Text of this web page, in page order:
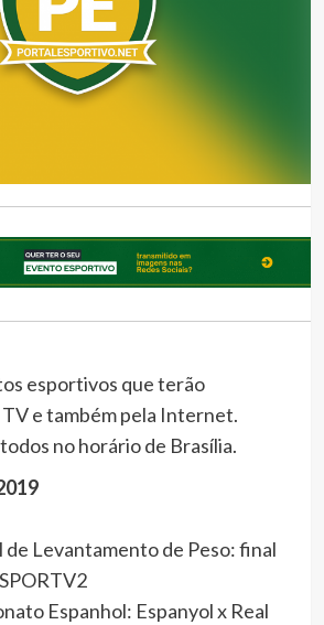
esportivos que terão
e também pela Internet.
no horário de Brasília.
de Levantamento de Peso: final
Espanhol: Espanyol x Real